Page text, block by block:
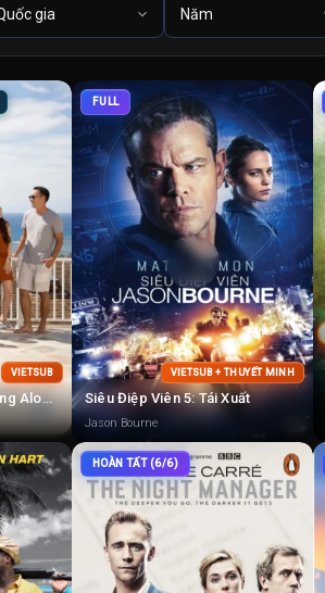
VIETSUB
Terrace House: Tiểu bang Aloha 1
FULL
VIETSUB + THUYẾT MINH
Siêu Điệp Viên 5: Tái Xuất
Jason Bourne
HOÀN TẤT (6/6)